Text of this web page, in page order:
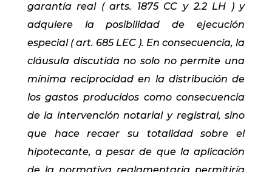
garantía real ( arts. 1875 CC y 2.2 LH ) y
adquiere la posibilidad de ejecución
especial ( art. 685 LEC ). En consecuencia, la
cláusula discutida no solo no permite una
mínima reciprocidad en la distribución de
los gastos producidos como consecuencia
de la intervención notarial y registral, sino
que hace recaer su totalidad sobre el
hipotecante, a pesar de que la aplicación